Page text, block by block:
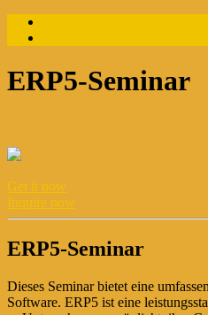
ERP5-Seminar
Get it now
Inquire now
ERP5-Seminar
Dieses Seminar bietet eine
Software. ERP5 ist eine